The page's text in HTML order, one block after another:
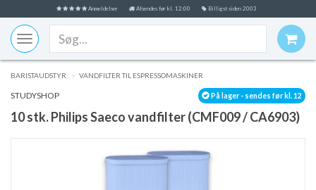
Anmeldelser Afsendes før kl. 12:00 Billigst siden 2003
Toggle
navigation
BARISTAUDSTYR VANDFILTER TIL ESPRESSOMASKINER
På lager - sendes før kl. 12
STUDYSHOP
10 stk. Philips Saeco vandfilter (CMF009 / CA6903)